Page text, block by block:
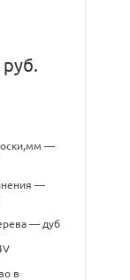
—
—
— дуб
в